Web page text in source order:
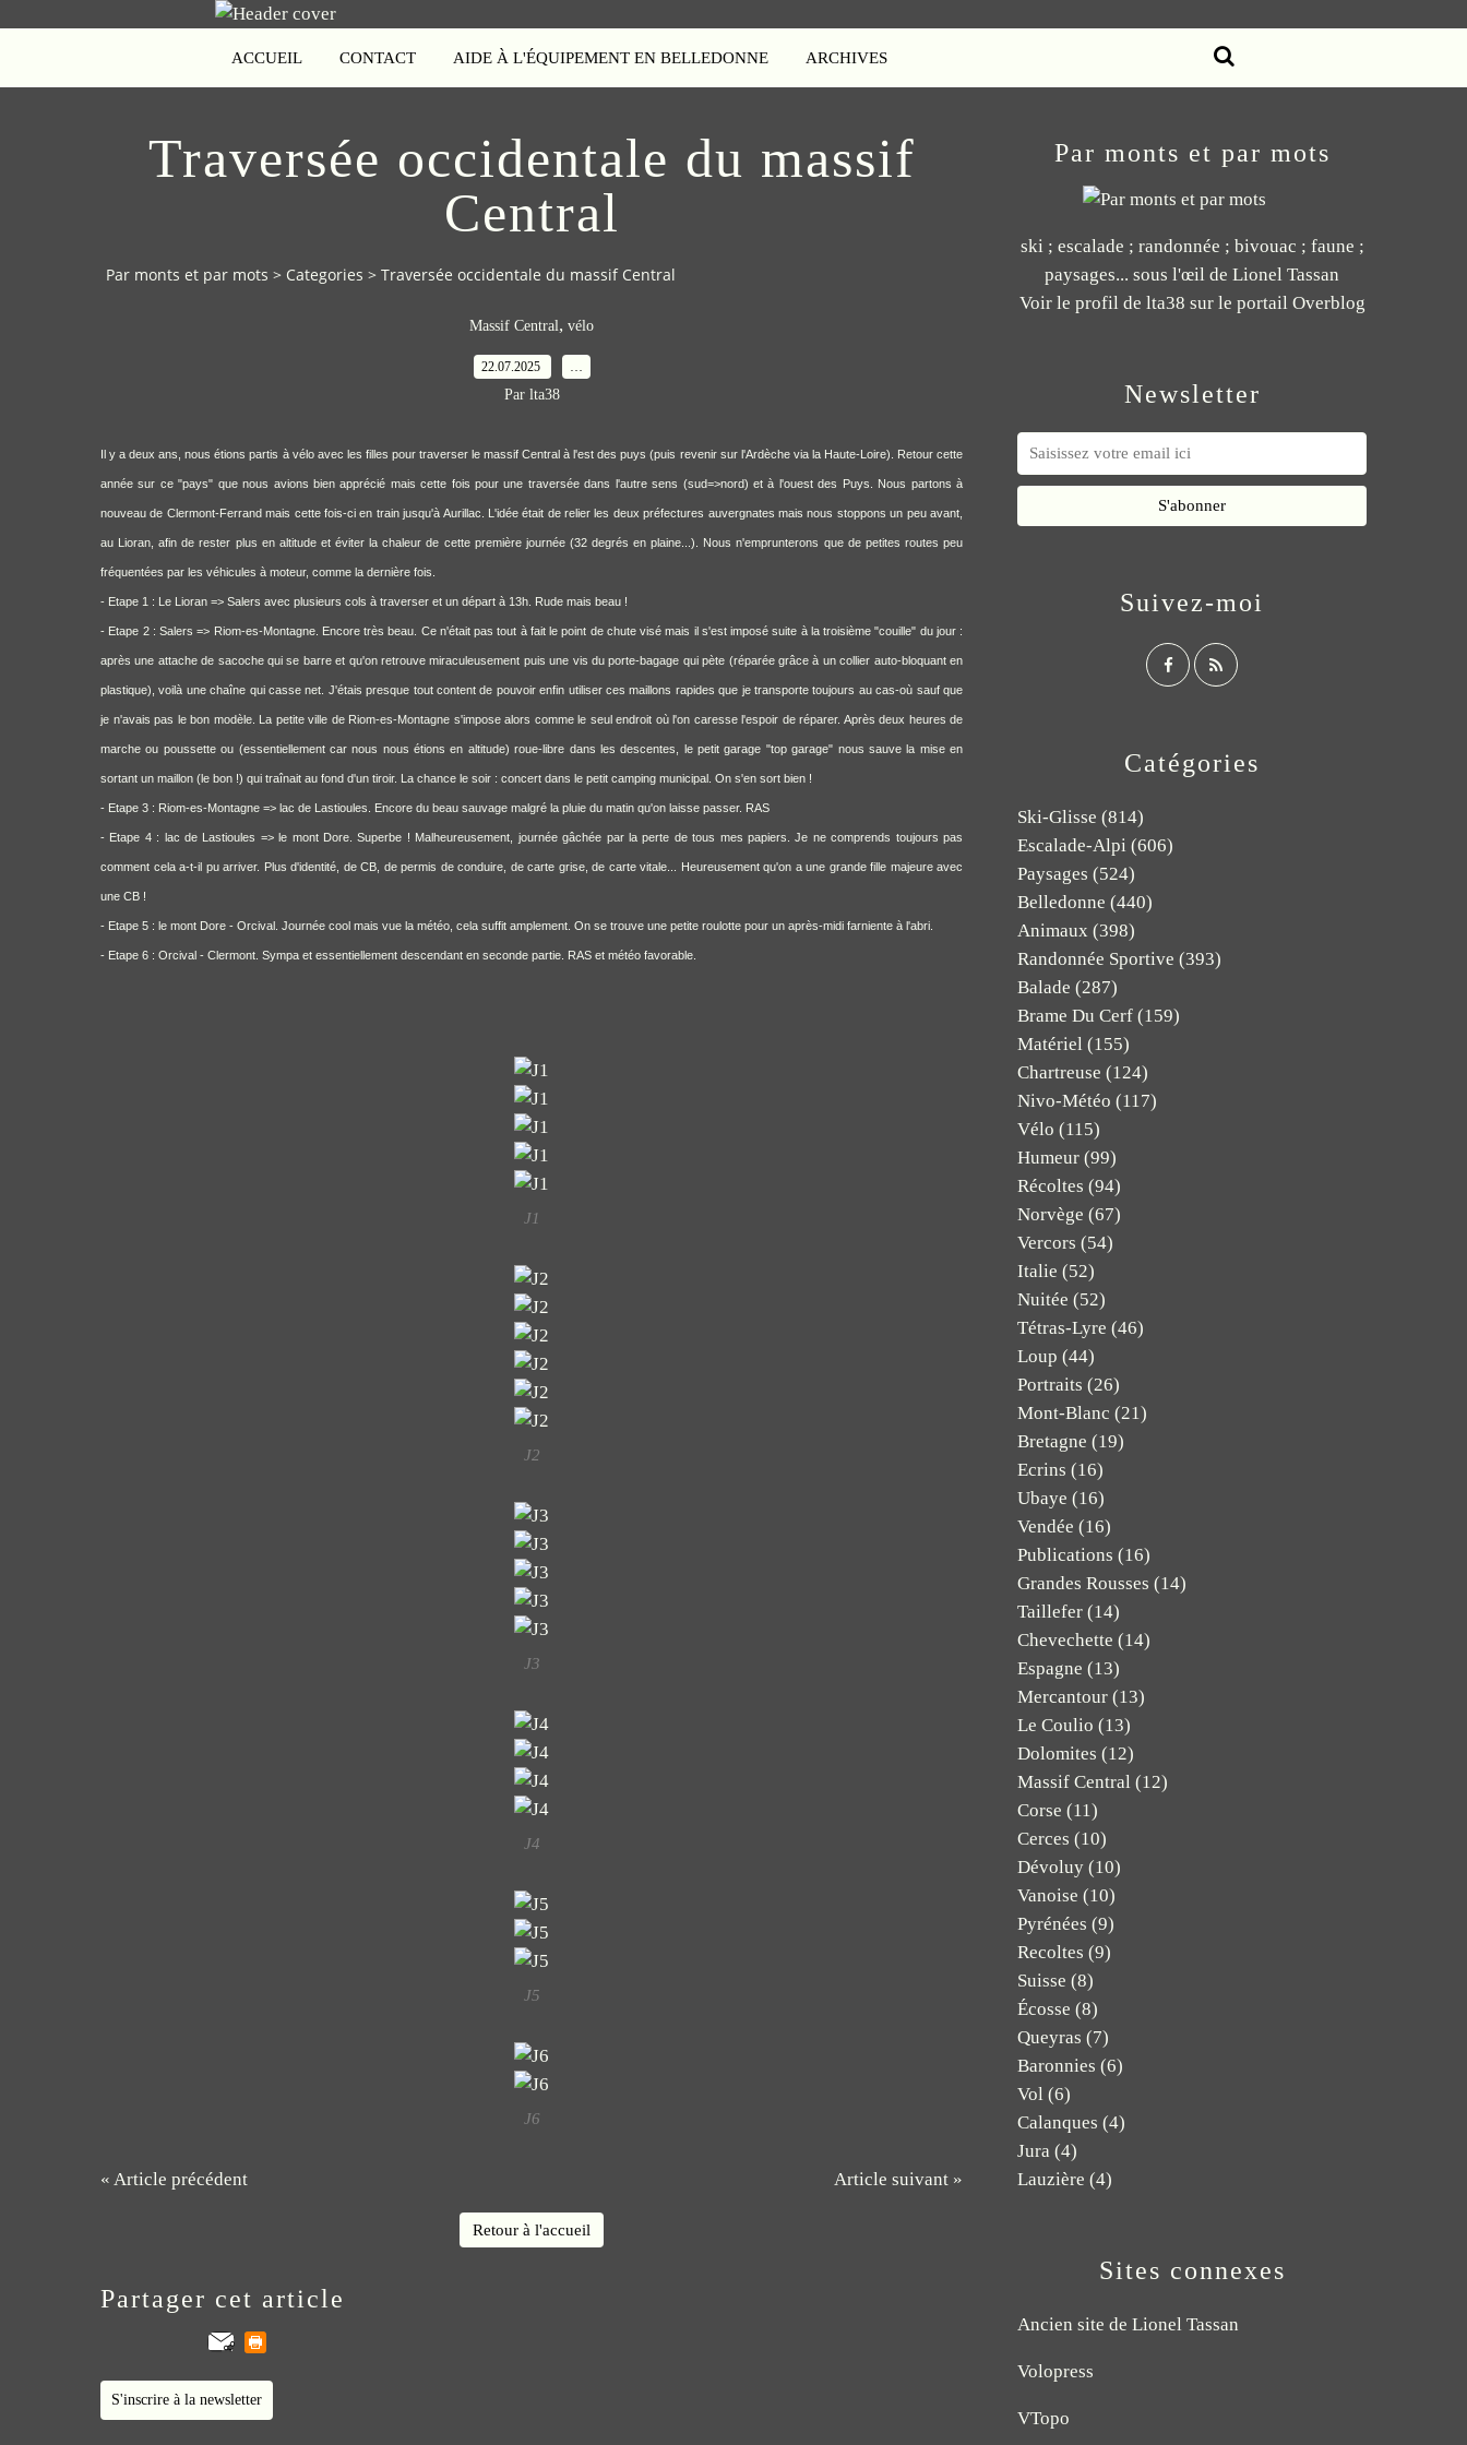
ACCUEIL CONTACT AIDE À L'ÉQUIPEMENT EN BELLEDONNE ARCHIVES
Traversée occidentale du massif
Central
Par monts et par mots > Categories > Traversée occidentale du massif Central
Massif Central , vélo
22.07.2025
Par lta38
Il y a deux ans, nous étions partis à vélo avec les filles pour traverser le massif Central à l'est des puys (puis revenir sur l'Ardèche via la Haute-Loire). Retour cette
année sur ce "pays" que nous avions bien apprécié mais cette fois pour une traversée dans l'autre sens (sud=>nord) et à l'ouest des Puys. Nous partons à
nouveau de Clermont-Ferrand mais cette fois-ci en train jusqu'à Aurillac. L'idée était de relier les deux préfectures auvergnates mais nous stoppons un peu avant,
au Lioran, afin de rester plus en altitude et éviter la chaleur de cette première journée (32 degrés en plaine...). Nous n'emprunterons que de petites routes peu
fréquentées par les véhicules à moteur, comme la dernière fois.
- Etape 1 : Le Lioran => Salers avec plusieurs cols à traverser et un départ à 13h. Rude mais beau !
- Etape 2 : Salers => Riom-es-Montagne. Encore très beau. Ce n'était pas tout à fait le point de chute visé mais il s'est imposé suite à la troisième "couille" du jour :
après une attache de sacoche qui se barre et qu'on retrouve miraculeusement puis une vis du porte-bagage qui pète (réparée grâce à un collier auto-bloquant en
plastique), voilà une chaîne qui casse net. J'étais presque tout content de pouvoir enfin utiliser ces maillons rapides que je transporte toujours au cas-où sauf que
je n'avais pas le bon modèle. La petite ville de Riom-es-Montagne s'impose alors comme le seul endroit où l'on caresse l'espoir de réparer. Après deux heures de
marche ou poussette ou (essentiellement car nous nous étions en altitude) roue-libre dans les descentes, le petit garage "top garage" nous sauve la mise en
sortant un maillon (le bon !) qui traînait au fond d'un tiroir. La chance le soir : concert dans le petit camping municipal. On s'en sort bien !
- Etape 3 : Riom-es-Montagne => lac de Lastioules. Encore du beau sauvage malgré la pluie du matin qu'on laisse passer. RAS
- Etape 4 : lac de Lastioules => le mont Dore. Superbe ! Malheureusement, journée gâchée par la perte de tous mes papiers. Je ne comprends toujours pas
comment cela a-t-il pu arriver. Plus d'identité, de CB, de permis de conduire, de carte grise, de carte vitale... Heureusement qu'on a une grande fille majeure avec
une CB !
- Etape 5 : le mont Dore - Orcival. Journée cool mais vue la météo, cela suffit amplement. On se trouve une petite roulotte pour un après-midi farniente à l'abri.
- Etape 6 : Orcival - Clermont. Sympa et essentiellement descendant en seconde partie. RAS et météo favorable.
J1
J2
J3
J4
J5
J6
« Article précédent Article suivant »
Retour à l'accueil
Partager cet article
S'inscrire à la newsletter
Newsletter
Catégories
Ski-Glisse (814)
Escalade-Alpi (606)
Paysages (524)
Belledonne (440)
Animaux (398)
Randonnée Sportive (393)
Balade (287)
Brame Du Cerf (159)
Matériel (155)
Chartreuse (124)
Nivo-Météo (117)
Vélo (115)
Humeur (99)
Récoltes (94)
Norvège (67)
Vercors (54)
Italie (52)
Nuitée (52)
Tétras-Lyre (46)
Loup (44)
Portraits (26)
Mont-Blanc (21)
Bretagne (19)
Ecrins (16)
Ubaye (16)
Vendée (16)
Publications (16)
Grandes Rousses (14)
Taillefer (14)
Chevechette (14)
Espagne (13)
Mercantour (13)
Le Coulio (13)
Dolomites (12)
Massif Central (12)
Corse (11)
Cerces (10)
Dévoluy (10)
Vanoise (10)
Pyrénées (9)
Recoltes (9)
Suisse (8)
Écosse (8)
Queyras (7)
Baronnies (6)
Vol (6)
Calanques (4)
Jura (4)
Lauzière (4)
Par monts et par mots
ski ; escalade ; randonnée ; bivouac ; faune ;
paysages... sous l'œil de Lionel Tassan
Voir le profil de lta38 sur le portail Overblog
Suivez-moi
Sites connexes
Ancien site de Lionel Tassan
Volopress
VTopo